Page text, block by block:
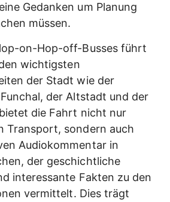
Gedanken um Planung
müssen.
on-Hop-off-Busses führt
wichtigsten
der Stadt wie der
der Altstadt und der
die Fahrt nicht nur
Transport, sondern auch
Audiokommentar in
der geschichtliche
interessante Fakten zu den
vermittelt. Dies trägt